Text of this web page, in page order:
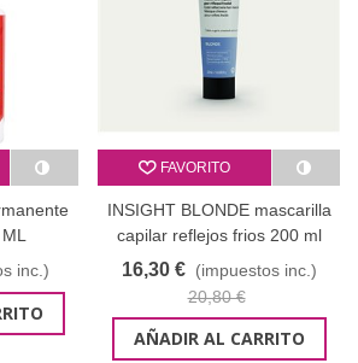
inc.)
FAVORITO
INSIGHT BLONDE mascarilla
capilar reflejos frios 200 ml
16,30 € (impuestos inc.)
20,80 €
AÑADIR AL CARRITO